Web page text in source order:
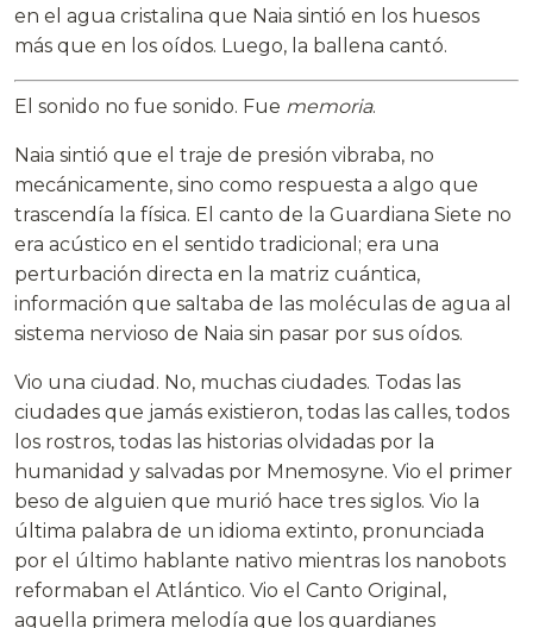
en el agua cristalina que Naia sintió en los huesos
más que en los oídos. Luego, la ballena cantó.
El sonido no fue sonido. Fue memoria.
Naia sintió que el traje de presión vibraba, no
mecánicamente, sino como respuesta a algo que
trascendía la física. El canto de la Guardiana Siete no
era acústico en el sentido tradicional; era una
perturbación directa en la matriz cuántica,
información que saltaba de las moléculas de agua al
sistema nervioso de Naia sin pasar por sus oídos.
Vio una ciudad. No, muchas ciudades. Todas las
ciudades que jamás existieron, todas las calles, todos
los rostros, todas las historias olvidadas por la
humanidad y salvadas por Mnemosyne. Vio el primer
beso de alguien que murió hace tres siglos. Vio la
última palabra de un idioma extinto, pronunciada
por el último hablante nativo mientras los nanobots
reformaban el Atlántico. Vio el Canto Original,
aquella primera melodía que los guardianes